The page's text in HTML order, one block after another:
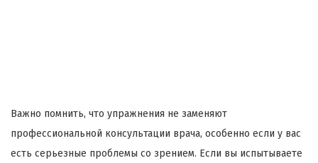
Важно помнить, что упражнения не заменяют
профессиональной консультации врача, особенно если у вас
есть серьезные проблемы со зрением. Если вы испытываете